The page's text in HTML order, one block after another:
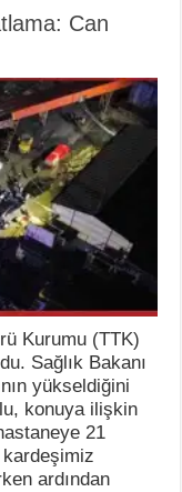
Can
Kurumu (TTK)
Sağlık Bakanı
yükseldiğini
konuya ilişkin
21
ardından